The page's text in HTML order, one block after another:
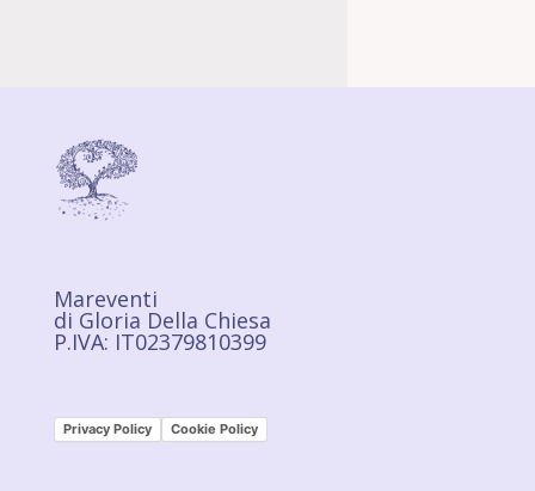
Mareventi
di Gloria Della Chiesa
P.IVA: IT02379810399
Privacy Policy Cookie Policy